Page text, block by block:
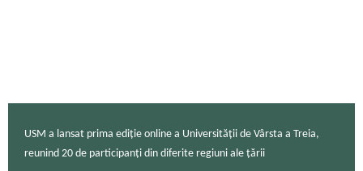
USM a lansat prima ediție online a Universității de Vârsta a Treia,
reunind 20 de participanți din diferite regiuni ale țării